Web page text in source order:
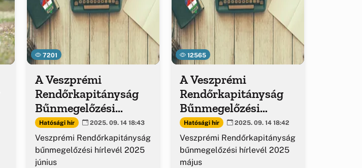
7201
A Veszprémi
Rendőrkapitányság
Bűnmegelőzési
kiadványa
Hatósági hír 2025. 09. 14 18:43
Veszprémi Rendőrkapitányság
bűnmegelőzési hírlevél 2025
június
12565
A Veszprémi
Rendőrkapitányság
Bűnmegelőzési
kiadványa
Hatósági hír 2025. 09. 14 18:42
Veszprémi Rendőrkapitányság
bűnmegelőzési hírlevél 2025
május